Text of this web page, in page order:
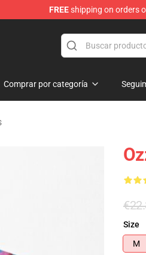
FREEshipping on orders
Comprar por categoría
Size
M